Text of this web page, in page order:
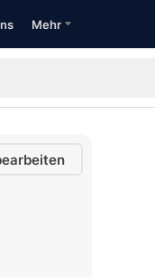
Mehr